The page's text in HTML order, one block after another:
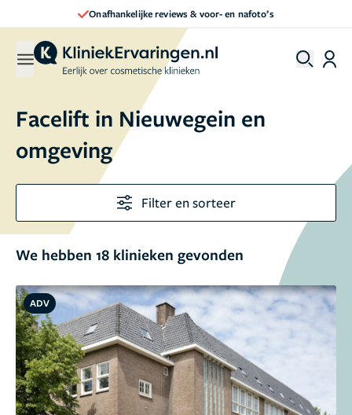
Direct een afspraak maken
Facelift in Nieuwegein en
omgeving
Filter en sorteer
We hebben 18 klinieken gevonden
ADV